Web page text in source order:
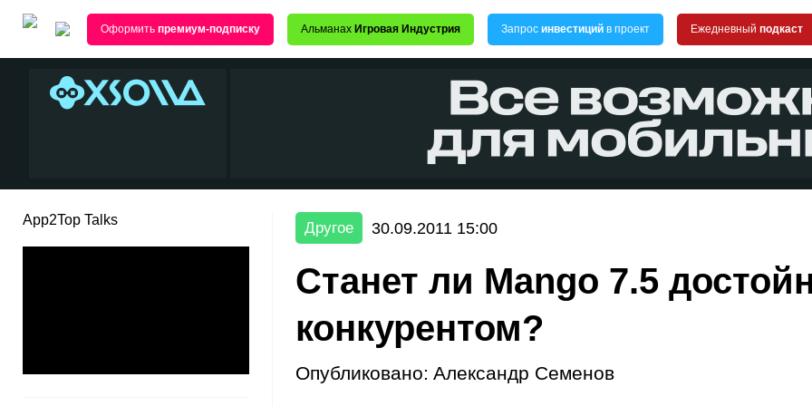
Оформить премиум-подписку Альманах Игровая Индустрия Запрос инвестиций в проект Ежедневный подкаст
App2Top Talks Другое 30.09.2011 15:00
Станет ли Mango 7.5
конкурентом?
Опубликовано: Александр Семенов